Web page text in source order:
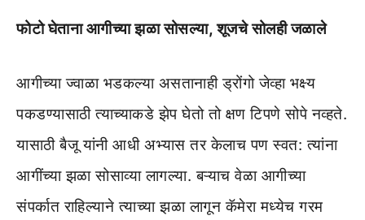
फोटो घेताना आगीच्या झळा सोसल्या, शूजचे सोलही जळाले
आगीच्या ज्वाळा भडकल्या असतानाही ड्रोंगो जेव्हा भक्ष्य
पकडण्यासाठी त्याच्याकडे झेप घेतो तो क्षण टिपणे सोपे नव्हते.
यासाठी बैजू यांनी आधी अभ्यास तर केलाच पण स्वत: त्यांना
आगींच्या झळा सोसाव्या लागल्या. बऱ्याच वेळा आगीच्या
संपर्कात राहिल्याने त्याच्या झळा लागून कॅमेरा मध्येच गरम